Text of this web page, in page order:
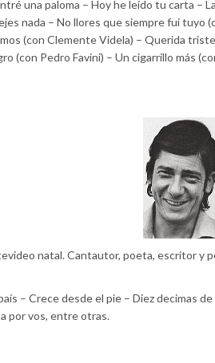
una paloma – Hoy he leído tu carta –
nada – No llores que siempre fui
(con Clemente Videla) – Querida
(con Pedro Favini) – Un cigarrillo más
natal. Cantautor, poeta, escritor y
– Crece desde el pie – Diez decimas
por vos, entre otras.